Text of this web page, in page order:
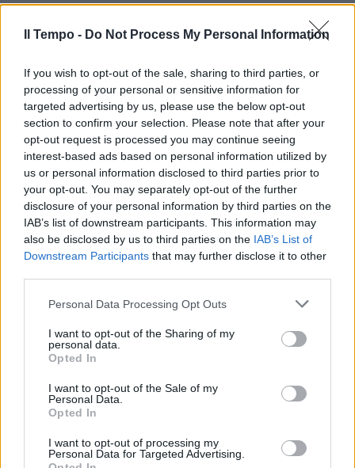
Il Tempo - Do Not Process My Personal Information
If you wish to opt-out of the sale, sharing to third parties, or
processing of your personal or sensitive information for
targeted advertising by us, please use the below opt-out
section to confirm your selection. Please note that after your
opt-out request is processed you may continue seeing
interest-based ads based on personal information utilized by
us or personal information disclosed to third parties prior to
your opt-out. You may separately opt-out of the further
disclosure of your personal information by third parties on the
IAB’s list of downstream participants. This information may
also be disclosed by us to third parties on the IAB’s List of
Downstream Participants that may further disclose it to other
Personal Data Processing Opt Outs
I want to opt-out of the Sharing of my
personal data.
Opted In
I want to opt-out of the Sale of my
Personal Data.
Opted In
I want to opt-out of processing my
Personal Data for Targeted Advertising.
In evidenza